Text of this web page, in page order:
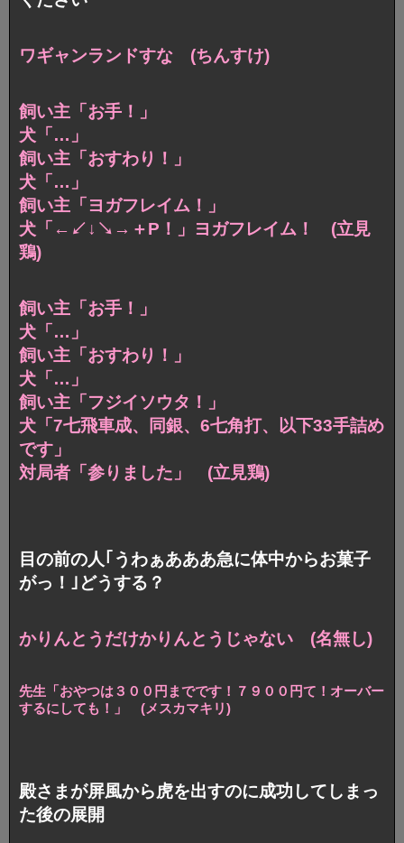
ワギャンランドすな (ちんすけ)
飼い主「お手！」
犬「…」
飼い主「おすわり！」
犬「…」
飼い主「ヨガフレイム！」
犬「←↙︎↓↘︎→＋P！」ヨガフレイム！ (立見
鶏)
飼い主「お手！」
犬「…」
飼い主「おすわり！」
犬「…」
飼い主「フジイソウタ！」
犬「7七飛車成、同銀、6七角打、以下33手詰め
です」
対局者「参りました」 (立見鶏)
目の前の人｢うわぁあああ急に体中からお菓子
がっ！｣どうする？
かりんとうだけかりんとうじゃない (名無し)
先生「おやつは３００円までです！７９００円て！オーバー
するにしても！」 (メスカマキリ)
殿さまが屏風から虎を出すのに成功してしまっ
た後の展開